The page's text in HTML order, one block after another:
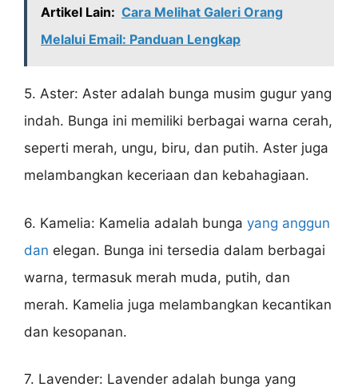
Artikel Lain: Cara Melihat Galeri Orang
Melalui Email: Panduan Lengkap
5. Aster: Aster adalah bunga musim gugur yang
indah. Bunga ini memiliki berbagai warna cerah,
seperti merah, ungu, biru, dan putih. Aster juga
melambangkan keceriaan dan kebahagiaan.
6. Kamelia: Kamelia adalah bunga yang anggun
dan elegan. Bunga ini tersedia dalam berbagai
warna, termasuk merah muda, putih, dan
merah. Kamelia juga melambangkan kecantikan
dan kesopanan.
7. Lavender: Lavender adalah bunga yang